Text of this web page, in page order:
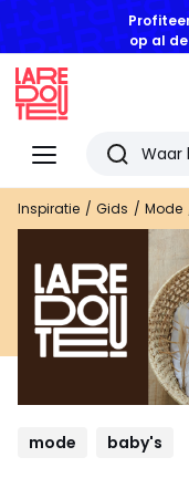
op al
Menu
Redoute
Zoeken
Laatst
bekeken
Inspiratie Gids Mode
mode baby's